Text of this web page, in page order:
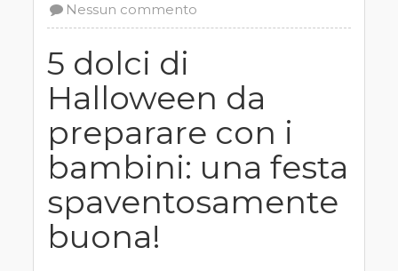
Nessun commento
5 dolci di
Halloween da
preparare con i
bambini: una festa
spaventosamente
buona!